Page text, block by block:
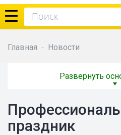
Главная - Новости
Развернуть
праздник